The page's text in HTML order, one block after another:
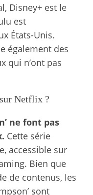
Disney+ est le
est
États-Unis.
également des
qui n’ont pas
Netflix ?
ne font pas
Cette série
accessible sur
Bien que
de contenus, les
sont